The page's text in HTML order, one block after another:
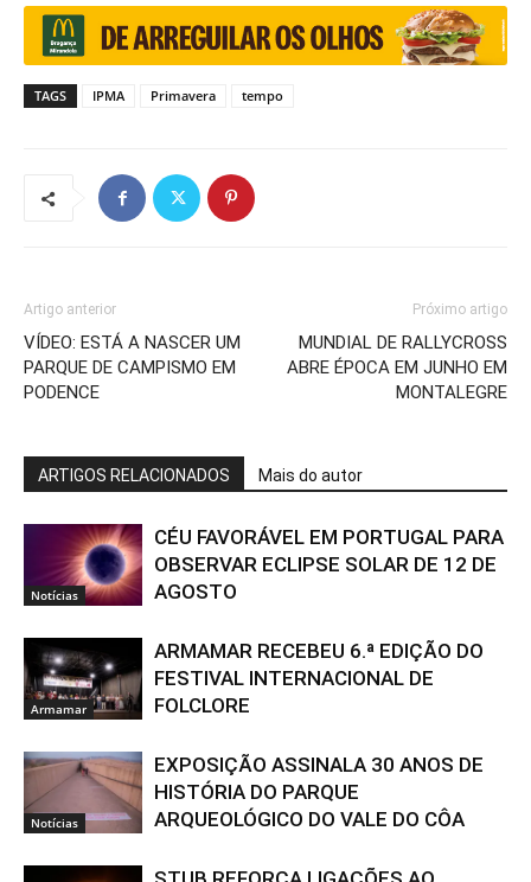
TAGS IPMA Primavera tempo
Artigo anterior
VÍDEO: ESTÁ A NASCER UM
PARQUE DE CAMPISMO EM
PODENCE
Próximo artigo
MUNDIAL DE RALLYCROSS
ABRE ÉPOCA EM JUNHO EM
MONTALEGRE
ARTIGOS RELACIONADOS Mais do autor
Notícias
CÉU FAVORÁVEL EM PORTUGAL PARA
OBSERVAR ECLIPSE SOLAR DE 12 DE
AGOSTO
Armamar
ARMAMAR RECEBEU 6.ª EDIÇÃO DO
FESTIVAL INTERNACIONAL DE
FOLCLORE
Notícias
EXPOSIÇÃO ASSINALA 30 ANOS DE
HISTÓRIA DO PARQUE
ARQUEOLÓGICO DO VALE DO CÔA